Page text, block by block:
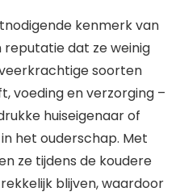
kenmerk van
dat ze weinig
soorten
voeding en verzorging –
huiseigenaar of
het ouderschap. Met
ze tijdens de koudere
blijven, waardoor